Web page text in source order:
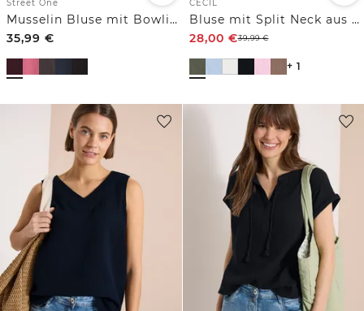
Street One
Musselin Bluse mit Bowling-Kragen
35,99 €
CECIL
Bluse mit Split Neck aus Musselinstoff
28,00 €39,99€
+ 1